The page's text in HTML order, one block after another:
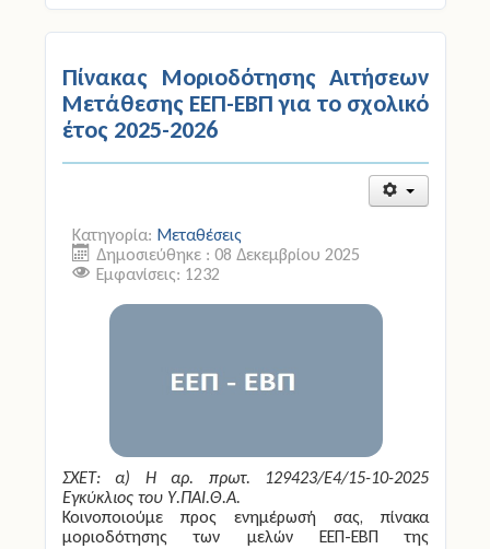
Πίνακας Μοριοδότησης Αιτήσεων
Μετάθεσης ΕΕΠ-ΕΒΠ για το σχολικό
έτος 2025-2026
Κατηγορία: Μεταθέσεις
Δημοσιεύθηκε : 08 Δεκεμβρίου 2025
Εμφανίσεις: 1232
ΣΧΕΤ: α) Η αρ. πρωτ. 129423/Ε4/15-10-2025
Εγκύκλιος του Υ.ΠΑΙ.Θ.Α.
Κοινοποιούμε προς ενημέρωσή σας, πίνακα
μοριοδότησης των μελών ΕΕΠ-ΕΒΠ της